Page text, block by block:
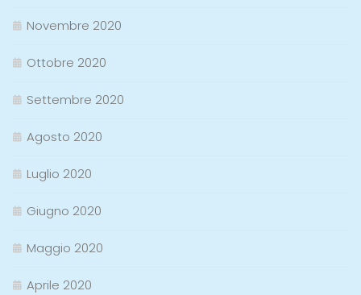
Novembre 2020
Ottobre 2020
Settembre 2020
Agosto 2020
Luglio 2020
Giugno 2020
Maggio 2020
Aprile 2020